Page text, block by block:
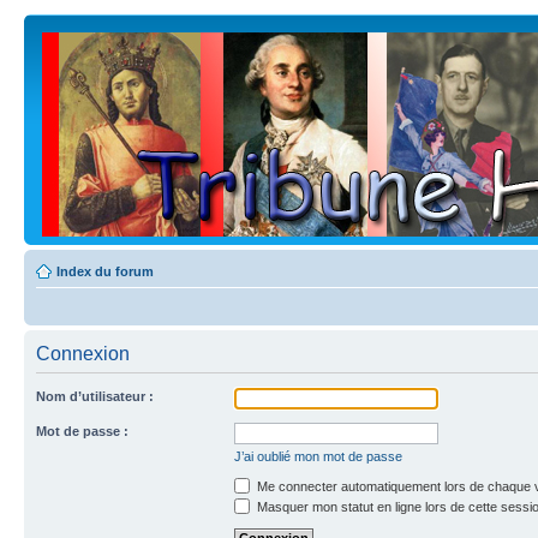
Index du forum
Connexion
Nom d’utilisateur :
Mot de passe :
J’ai oublié mon mot de passe
Me connecter automatiquement lors de chaque
Masquer mon statut en ligne lors de cette